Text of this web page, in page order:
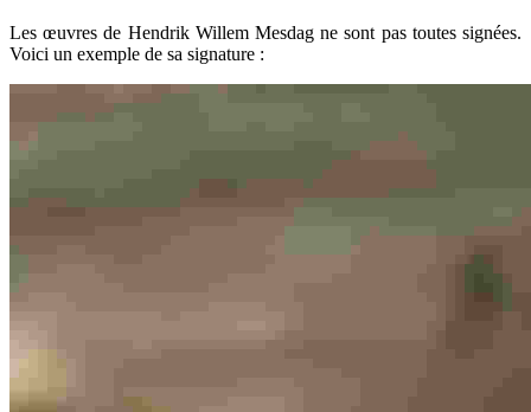
Les œuvres de Hendrik Willem Mesdag ne sont pas toutes signées.
Voici un exemple de sa signature :